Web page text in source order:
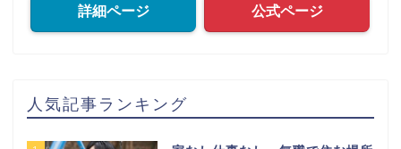
詳細ページ 公式ページ
人気記事ランキング